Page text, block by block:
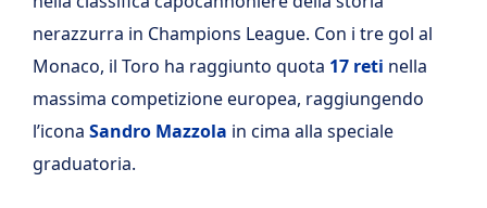
nerazzurra in Champions League. Con i tre gol al
Monaco, il Toro ha raggiunto quota 17 reti nella
massima competizione europea, raggiungendo
l’icona Sandro Mazzola in cima alla speciale
graduatoria.